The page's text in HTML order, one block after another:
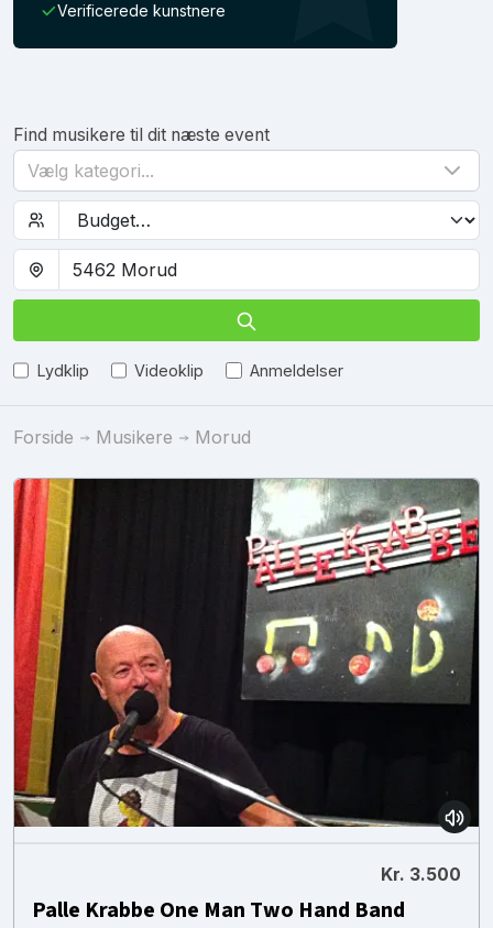
Verificerede kunstnere
Find musikere til dit næste event
Vælg kategori...
Lydklip Videoklip Anmeldelser
Forside Musikere Morud
Kr. 3.500
Palle Krabbe One Man Two Hand Band